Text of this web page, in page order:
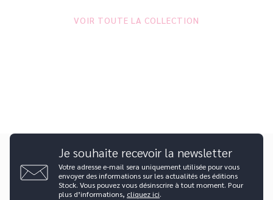
VOIR TOUTE LA COLLECTION
Je souhaite recevoir la newsletter
Votre adresse e-mail sera uniquement utilisée pour vous
envoyer des informations sur les actualités des éditions
Stock. Vous pouvez vous désinscrire à tout moment. Pour
plus d’informations, cliquez ici.